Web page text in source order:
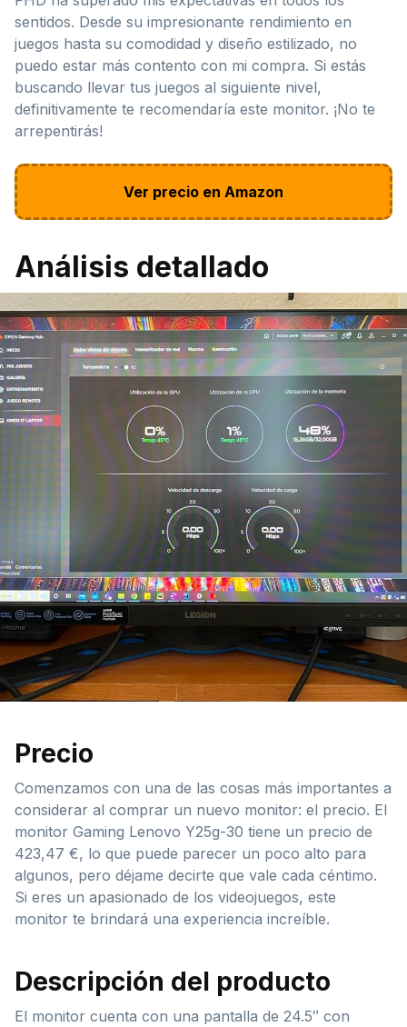
sentidos. Desde su impresionante rendimiento en
juegos hasta su comodidad y diseño estilizado, no
puedo estar más contento con mi compra. Si estás
buscando llevar tus juegos al siguiente nivel,
definitivamente te recomendaría este monitor. ¡No te
arrepentirás!
Ver precio en Amazon
Análisis detallado
Precio
Comenzamos con una de las cosas más importantes a
considerar al comprar un nuevo monitor: el precio. El
monitor Gaming Lenovo Y25g-30 tiene un precio de
423,47 €, lo que puede parecer un poco alto para
algunos, pero déjame decirte que vale cada céntimo.
Si eres un apasionado de los videojuegos, este
monitor te brindará una experiencia increíble.
Descripción del producto
El monitor cuenta con una pantalla de 24.5″ con